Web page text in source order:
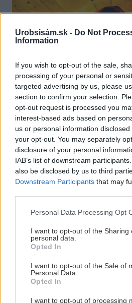
Urobsisám.sk - Do Not
Information
If you wish to opt-out of the sale,
processing of your personal or
targeted advertising by us, please
section to confirm your selection.
opt-out request is processed you
interest-based ads based on
us or personal information
your opt-out. You may separately
disclosure of your personal
IAB’s list of downstream
also be disclosed by us to third
Downstream Participants that may
Please note that this website/app
not limited to your visit or usage
grant or deny consent to Google
use your data for below specified
consent section.
Personal Data Processing Opt
I want to opt-out of the Sharing
personal data.
Opted In
I want to opt-out of the Sale of
Personal Data.
Opted In
I want to opt-out of processing
Chcete dominantu interiéru,
ktorá pritiahne pohľady?
Vyrobte si takéto masívne
orechové svietidlo
ZÁHRADA
5 trvaliek s